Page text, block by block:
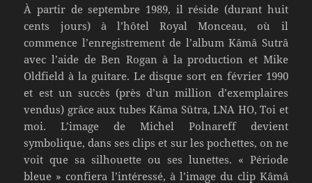
À partir de septembre 1989, il réside (durant huit
cents jours) à l’hôtel Royal Monceau, où il
commence l’enregistrement de l’album Kâmâ Sutrâ
avec l’aide de Ben Rogan à la production et Mike
Oldfield à la guitare. Le disque sort en février 1990
et est un succès (près d’un million d’exemplaires
vendus) grâce aux tubes Kâma Sûtra, LNA HO, Toi et
moi. L’image de Michel Polnareff devient
symbolique, dans ses clips et sur les pochettes, on ne
voit que sa silhouette ou ses lunettes. « Période
bleue » confiera l’intéressé, à l’image du clip Kâmâ